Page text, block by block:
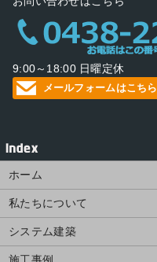
9:00～18:00 日曜定休
メールフォームはこちら
ホーム
私たちについて
システム建築